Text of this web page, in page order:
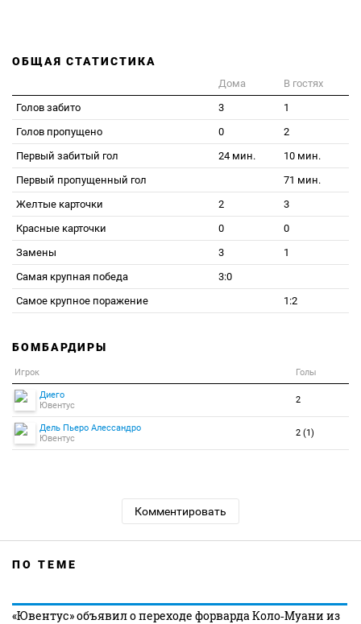
ОБЩАЯ СТАТИСТИКА
Дома
В гостях
Голов забито
3
1
Голов пропущено
0
2
Первый забитый гол
24 мин.
10 мин.
Первый пропущенный гол
71 мин.
Желтые карточки
2
3
Красные карточки
0
0
Замены
3
1
Самая крупная победа
3:0
Самое крупное поражение
1:2
БОМБАРДИРЫ
Игрок Голы
Диего
Ювентус
2
Дель Пьеро Алессандро
Ювентус
2 (1)
Комментировать
ПО ТЕМЕ
«Ювентус» объявил о переходе форварда Коло‑Муани из